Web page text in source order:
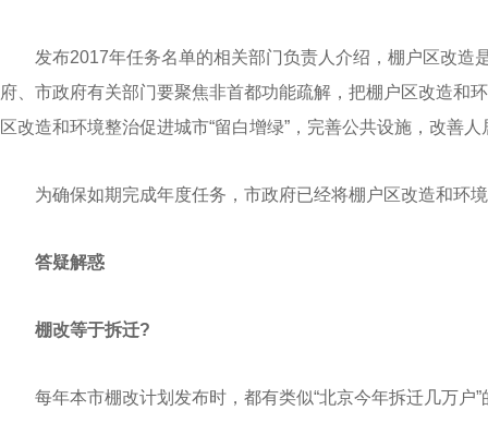
发布2017年任务名单的相关部门负责人介绍，棚户区改造
府、市政府有关部门要聚焦非首都功能疏解，把棚户区改造和
区改造和环境整治促进城市“留白增绿”，完善公共设施，改善
为确保如期完成年度任务，市政府已经将棚户区改造和环
答疑解惑
棚改等于拆迁?
每年本市棚改计划发布时，都有类似“北京今年拆迁几万户